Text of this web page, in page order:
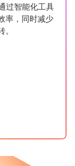
过智能化工具
率，同时减少